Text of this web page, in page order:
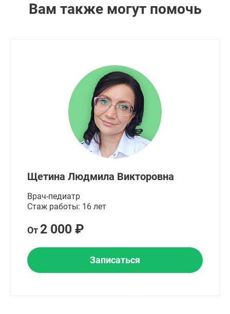
Вам также могут помочь
Щетина Людмила Викторовна
Врач-педиатр
Стаж работы: 16 лет
От 2 000 ₽
Записаться